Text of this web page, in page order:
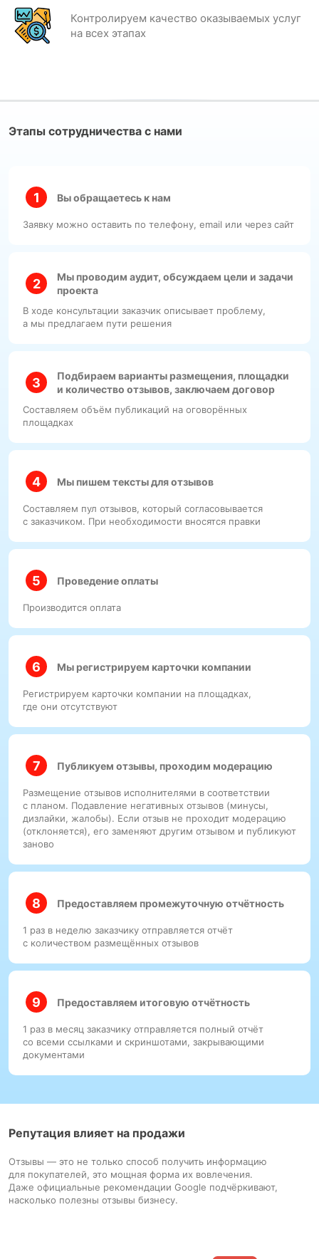
Контролируем качество оказываемых услуг
на всех этапах
Этапы сотрудничества с нами
Вы обращаетесь к нам
Заявку можно оставить по телефону, email или через сайт
Мы проводим аудит, обсуждаем цели и задачи
проекта
В ходе консультации заказчик описывает проблему,
а мы предлагаем пути решения
Подбираем варианты размещения, площадки
и количество отзывов, заключаем договор
Составляем объём публикаций на оговорённых
площадках
Мы пишем тексты для отзывов
Составляем пул отзывов, который согласовывается
с заказчиком. При необходимости вносятся правки
Проведение оплаты
Производится оплата
Мы регистрируем карточки компании
Регистрируем карточки компании на площадках,
где они отсутствуют
Публикуем отзывы, проходим модерацию
Размещение отзывов исполнителями в соответствии
с планом. Подавление негативных отзывов (минусы,
дизлайки, жалобы). Если отзыв не проходит модерацию
(отклоняется), его заменяют другим отзывом и публикуют
заново
Предоставляем промежуточную отчётность
1 раз в неделю заказчику отправляется отчёт
с количеством размещённых отзывов
Предоставляем итоговую отчётность
1 раз в месяц заказчику отправляется полный отчёт
со всеми ссылками и скриншотами, закрывающими
документами
Репутация влияет на продажи
Отзывы — это не только способ получить информацию
для покупателей, это мощная форма их вовлечения.
Даже официальные рекомендации Google подчёркивают,
насколько полезны отзывы бизнесу.